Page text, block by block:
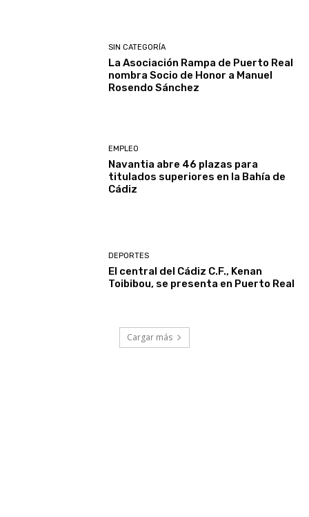
SIN CATEGORÍA
La Asociación Rampa de Puerto Real
nombra Socio de Honor a Manuel
Rosendo Sánchez
EMPLEO
Navantia abre 46 plazas para
titulados superiores en la Bahía de
Cádiz
DEPORTES
El central del Cádiz C.F., Kenan
Toibibou, se presenta en Puerto Real
Cargar más